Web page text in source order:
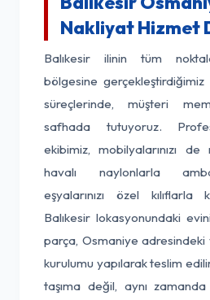
Nakliyat Hizmet
Balıkesir ilinin tüm
bölgesine
süreçlerinde, müşteri
safhada tutuyoruz.
ekibimiz, mobilyalarınızı
havalı naylonlarla
eşyalarınızı özel kılıflarla
Balıkesir lokasyonundaki
parça, Osmaniye
kurulumu yapılarak teslim
taşıma değil, aynı zamanda